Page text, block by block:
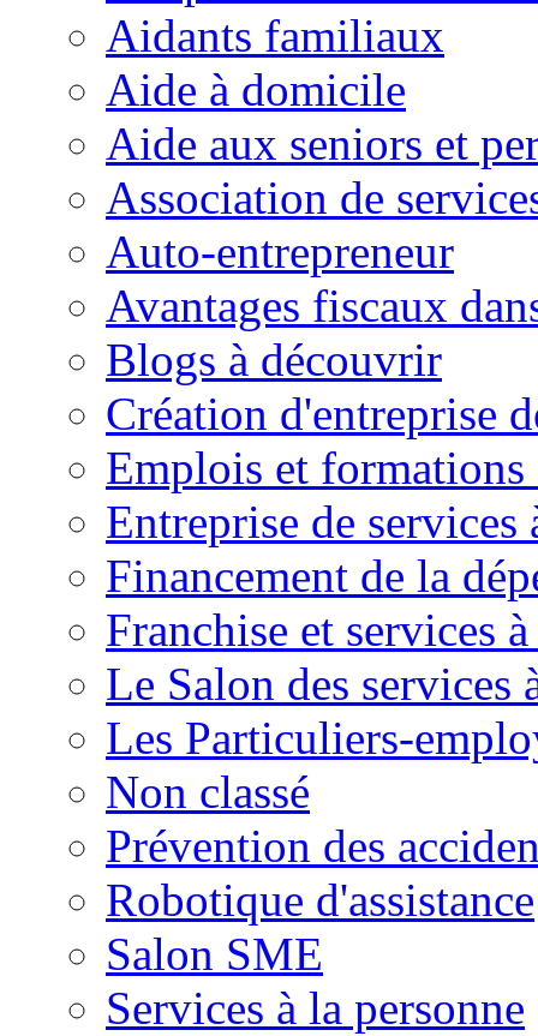
Aidants familiaux
Aide à domicile
Aide aux seniors et
Association de
Auto-entrepreneur
Avantages fiscaux
Blogs à découvrir
Création d'entreprise
Emplois et formations
Entreprise de services
Financement de la
Franchise et services
Le Salon des services
Les Particuliers-
Non classé
Prévention des
Robotique d'assistance
Salon SME
Services à la personne